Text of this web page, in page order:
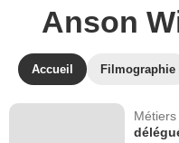
Anson
Accueil Filmographie
Métiers